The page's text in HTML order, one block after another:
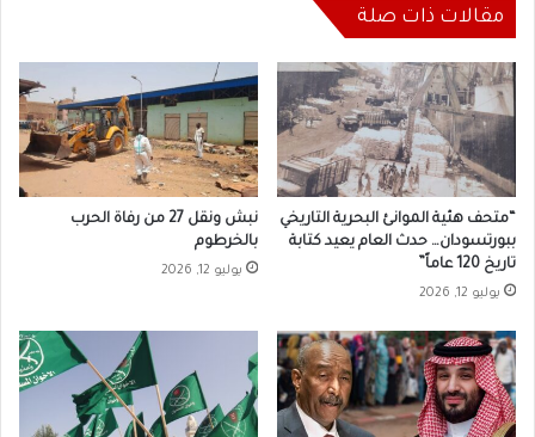
مقالات ذات صلة
“متحف هئية الموانئ البحرية التاريخي
ببورتسودان… حدث العام يعيد كتابة
تاريخ 120 عاماً”
يوليو 12, 2026
نبش ونقل 27 من رفاة الحرب
بالخرطوم
يوليو 12, 2026